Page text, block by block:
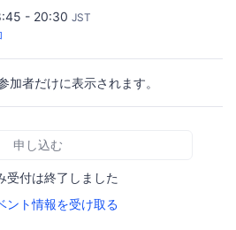
- 20:30 JST
加者だけに表示されます。
申し込む
受付は終了しました
ント情報を受け取る